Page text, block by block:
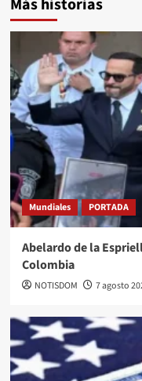
Mundiales PORTADA
Abelardo de la
Colombia
NOTISDOM 7 agosto